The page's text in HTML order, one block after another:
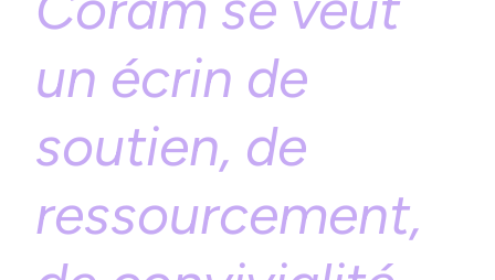
un écrin de
soutien, de
ressourcement,